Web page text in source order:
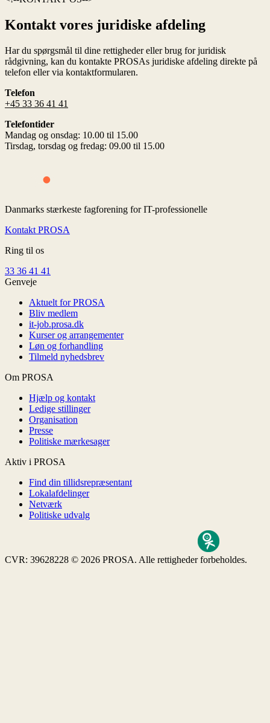
Kontakt vores juridiske afdeling
Har du spørgsmål til dine rettigheder eller brug for juridisk
rådgivning, kan du kontakte PROSAs juridiske afdeling direkte på
telefon eller via kontaktformularen.
Telefon
+45 33 36 41 41
Telefontider
Mandag og onsdag: 10.00 til 15.00
Tirsdag, torsdag og fredag: 09.00 til 15.00
Danmarks stærkeste fagforening for IT-professionelle
Kontakt PROSA
Ring til os
33 36 41 41
Genveje
Aktuelt for PROSA
Bliv medlem
it-job.prosa.dk
Kurser og arrangementer
Løn og forhandling
Tilmeld nyhedsbrev
Om PROSA
Hjælp og kontakt
Ledige stillinger
Organisation
Presse
Politiske mærkesager
Aktiv i PROSA
Find din tillidsrepræsentant
Lokalafdelinger
Netværk
Politiske udvalg
CVR: 39628228 © 2026 PROSA. Alle rettigheder forbeholdes.